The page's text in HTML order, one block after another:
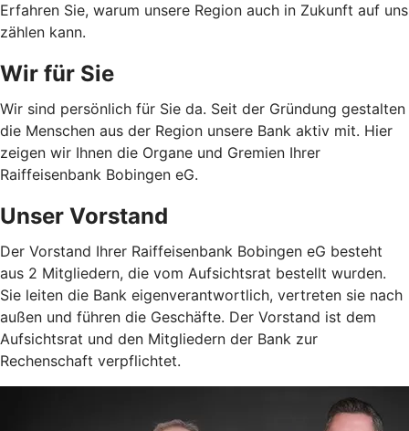
Erfahren Sie, warum unsere Region auch in Zukunft auf uns
zählen kann.
Wir für Sie
Wir sind persönlich für Sie da. Seit der Gründung gestalten
die Menschen aus der Region unsere Bank aktiv mit. Hier
zeigen wir Ihnen die Organe und Gremien Ihrer
Raiffeisenbank Bobingen eG.
Unser Vorstand
Der Vorstand Ihrer Raiffeisenbank Bobingen eG besteht
aus 2 Mitgliedern, die vom Aufsichtsrat bestellt wurden.
Sie leiten die Bank eigenverantwortlich, vertreten sie nach
außen und führen die Geschäfte. Der Vorstand ist dem
Aufsichtsrat und den Mitgliedern der Bank zur
Rechenschaft verpflichtet.